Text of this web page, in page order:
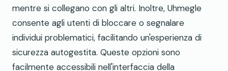
mentre si collegano con gli altri. Inoltre, Uhmegle
consente agli utenti di bloccare o segnalare
individui problematici, facilitando un'esperienza di
sicurezza autogestita. Queste opzioni sono
facilmente accessibili nell'interfaccia della